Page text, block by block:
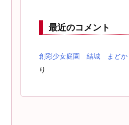
最近のコメント
創彩少女庭園 結城 まどか
り